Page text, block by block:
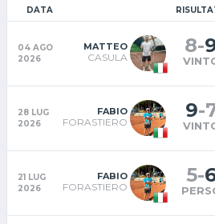
DATA
04 AGO
2026
MATTEO
CASULA
8-
28 LUG
2026
FABIO
FORASTIERO
9-
21 LUG
2026
FABIO
FORASTIERO
5-